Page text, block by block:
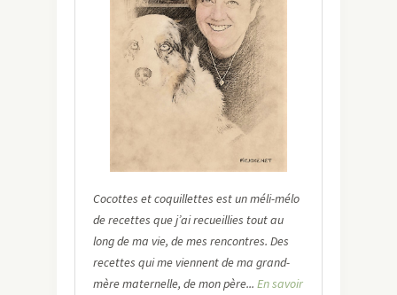
Cocottes et coquillettes est un méli-mélo
de recettes que j’ai recueillies tout au
long de ma vie, de mes rencontres. Des
recettes qui me viennent de ma grand-
mère maternelle, de mon père... En savoir